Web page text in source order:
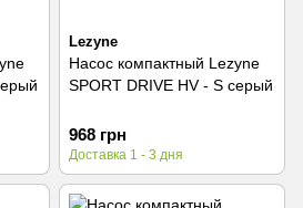
Lezyne
Насос компактный Lezyne
SPORT DRIVE HV - S серый
968 грн
Доставка 1 - 3 дня